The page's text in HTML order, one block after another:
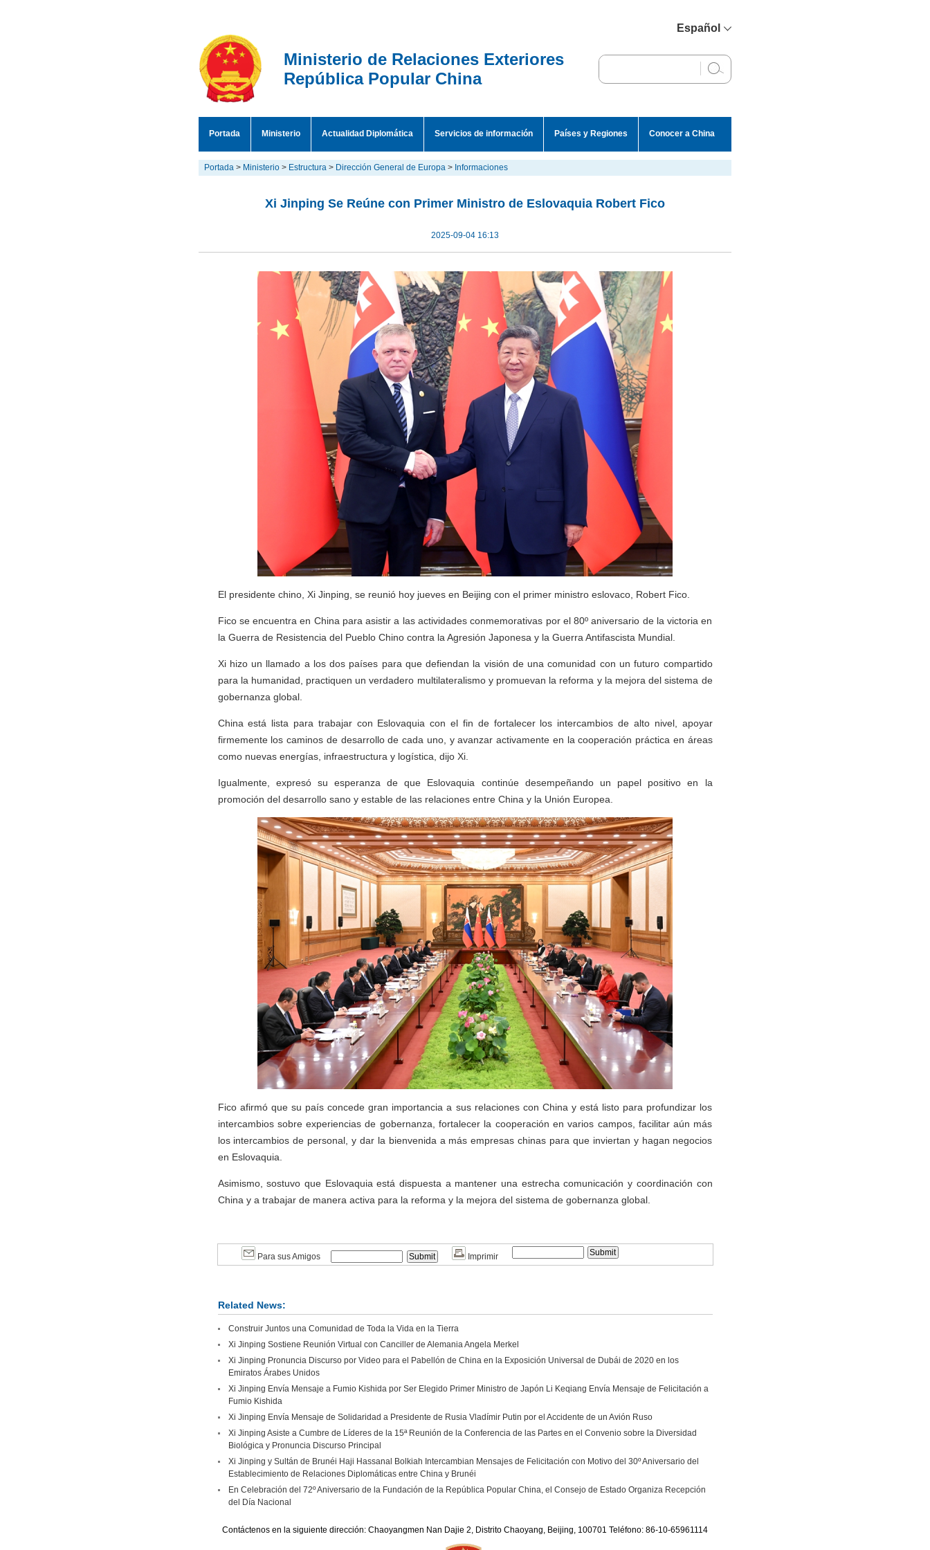
Español
English
Ministerio de Relaciones Exteriores
República Popular China
Portada Ministerio Actualidad Diplomática Servicios de información Países y Regiones Conocer a China
Portada > Ministerio > Estructura > Dirección General de Europa > Informaciones
Xi Jinping Se Reúne con Primer Ministro de Eslovaquia Robert Fico
2025-09-04 16:13
El presidente chino, Xi Jinping, se reunió hoy jueves en Beijing con el primer ministro eslovaco, Robert Fico.
Fico se encuentra en China para asistir a las actividades conmemorativas por el 80º aniversario de la victoria en
la Guerra de Resistencia del Pueblo Chino contra la Agresión Japonesa y la Guerra Antifascista Mundial.
Xi hizo un llamado a los dos países para que defiendan la visión de una comunidad con un futuro compartido
para la humanidad, practiquen un verdadero multilateralismo y promuevan la reforma y la mejora del sistema de
gobernanza global.
China está lista para trabajar con Eslovaquia con el fin de fortalecer los intercambios de alto nivel, apoyar
firmemente los caminos de desarrollo de cada uno, y avanzar activamente en la cooperación práctica en áreas
como nuevas energías, infraestructura y logística, dijo Xi.
Igualmente, expresó su esperanza de que Eslovaquia continúe desempeñando un papel positivo en la
promoción del desarrollo sano y estable de las relaciones entre China y la Unión Europea.
Fico afirmó que su país concede gran importancia a sus relaciones con China y está listo para profundizar los
intercambios sobre experiencias de gobernanza, fortalecer la cooperación en varios campos, facilitar aún más
los intercambios de personal, y dar la bienvenida a más empresas chinas para que inviertan y hagan negocios
en Eslovaquia.
Asimismo, sostuvo que Eslovaquia está dispuesta a mantener una estrecha comunicación y coordinación con
China y a trabajar de manera activa para la reforma y la mejora del sistema de gobernanza global.
Para sus Amigos Imprimir
Related News:
Construir Juntos una Comunidad de Toda la Vida en la Tierra
Xi Jinping Sostiene Reunión Virtual con Canciller de Alemania Angela Merkel
Xi Jinping Pronuncia Discurso por Video para el Pabellón de China en la Exposición Universal de Dubái de 2020 en los
Emiratos Árabes Unidos
Xi Jinping Envía Mensaje a Fumio Kishida por Ser Elegido Primer Ministro de Japón Li Keqiang Envía Mensaje de Felicitación a
Fumio Kishida
Xi Jinping Envía Mensaje de Solidaridad a Presidente de Rusia Vladímir Putin por el Accidente de un Avión Ruso
Xi Jinping Asiste a Cumbre de Líderes de la 15ª Reunión de la Conferencia de las Partes en el Convenio sobre la Diversidad
Biológica y Pronuncia Discurso Principal
Xi Jinping y Sultán de Brunéi Haji Hassanal Bolkiah Intercambian Mensajes de Felicitación con Motivo del 30º Aniversario del
Establecimiento de Relaciones Diplomáticas entre China y Brunéi
En Celebración del 72º Aniversario de la Fundación de la República Popular China, el Consejo de Estado Organiza Recepción
del Día Nacional
Contáctenos en la siguiente dirección: Chaoyangmen Nan Dajie 2, Distrito Chaoyang, Beijing, 100701 Teléfono: 86-10-65961114